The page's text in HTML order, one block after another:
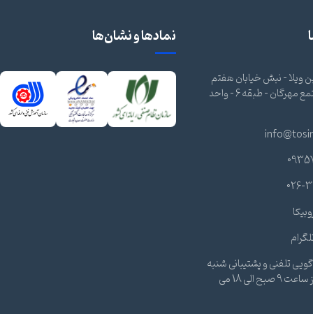
ویلا - نبش خیابان هفتم
شرقی - مجتمع مهرگان - طبقه 6 - واحد
026-
تلفنی و پشتیبانی شنبه
تا چهارشنبه از ساعت 9 صبح الی 18 می
نمادها و نشان‌ها